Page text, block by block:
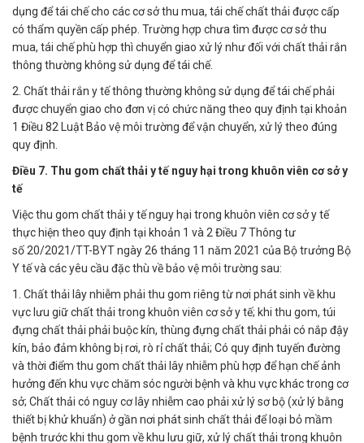
dụng để tái chế cho các cơ sở thu mua, tái chế chất thải được cấp
có thẩm quyền cấp phép. Trường hợp chưa tìm được cơ sở thu
mua, tái chế phù hợp thì chuyển giao xử lý như đối với chất thải rắn
thông thường không sử dụng để tái chế.
2. Chất thải rắn y tế thông thường không sử dụng để tái chế phải
được chuyển giao cho đơn vị có chức năng theo quy định tại khoản
1 Điều 82 Luật Bảo vệ môi trường để vận chuyển, xử lý theo đúng
quy định.
Điều 7. Thu gom chất thải y tế nguy hại trong khuôn viên cơ sở y
tế
Việc thu gom chất thải y tế nguy hại trong khuôn viên cơ sở y tế
thực hiện theo quy định tại khoản 1 và 2 Điều 7 Thông tư
số 20/2021/TT-BYT ngày 26 tháng 11 năm 2021 của Bộ trưởng Bộ
Y tế và các yêu cầu đặc thù về bảo vệ môi trường sau:
1. Chất thải lây nhiễm phải thu gom riêng từ nơi phát sinh về khu
vực lưu giữ chất thải trong khuôn viên cơ sở y tế; khi thu gom, túi
đựng chất thải phải buộc kín, thùng đựng chất thải phải có nắp đậy
kín, bảo đảm không bị rơi, rò rỉ chất thải; Có quy định tuyến đường
và thời điểm thu gom chất thải lây nhiễm phù hợp để hạn chế ảnh
hưởng đến khu vực chăm sóc người bệnh và khu vực khác trong cơ
sở; Chất thải có nguy cơ lây nhiễm cao phải xử lý sơ bộ (xử lý bằng
thiết bị khử khuẩn) ở gần nơi phát sinh chất thải để loại bỏ mầm
bệnh trước khi thu gom về khu lưu giữ, xử lý chất thải trong khuôn